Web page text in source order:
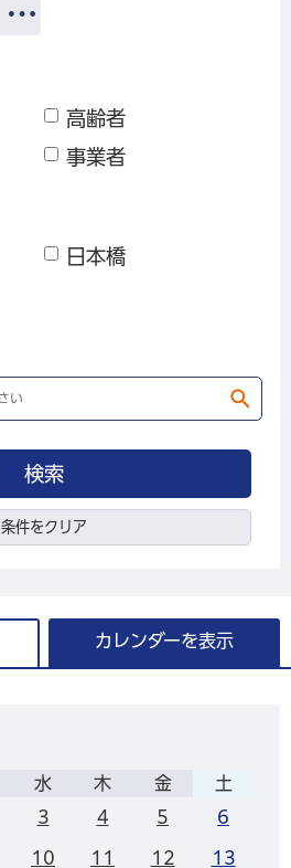
高齢者
事業者
日本橋
条件をクリア
カレンダーを表示
水 木 金
土
3 4 5 6
10 11 12 13